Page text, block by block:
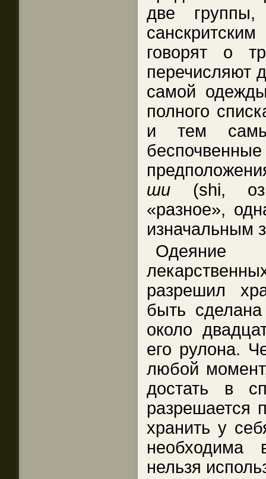
две группы,
говорят о
перечисляют
самой
полного
и тем
ши (shi,
«разное»,
изначальным
Одеяние
разрешил
быть
около
его рулона.
любой
достать в
разрешается
хранить у
нельзя